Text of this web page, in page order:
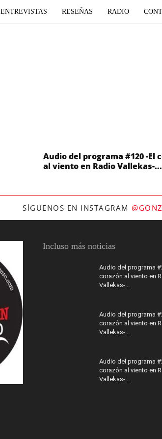
ENTREVISTAS RESEÑAS RADIO
Audio del programa #120 -El
al viento en Radio Vallekas-...
SÍGUENOS EN INSTAGRAM
Incluso más noticias
Audio del programa
corazón al viento en
Vallekas-...
Audio del programa
corazón al viento en
Vallekas-...
Audio del programa
corazón al viento en
Vallekas-...